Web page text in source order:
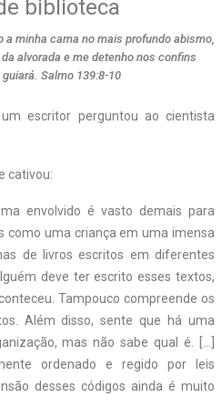
biblioteca
minha cama no mais profundo abismo,
alvorada e me detenho nos confins
Salmo 139:8-10
escritor perguntou ao cientista
cativou:
envolvido é vasto demais para
como uma criança em uma imensa
de livros escritos em diferentes
deve ter escrito esses textos,
Tampouco compreende os
Além disso, sente que há uma
mas não sabe qual é. […]
ordenado e regido por leis
desses códigos ainda é muito